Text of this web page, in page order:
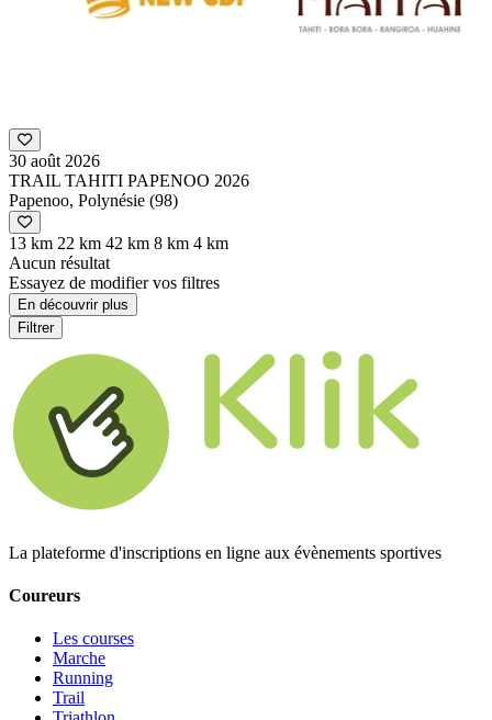
30 août 2026
TRAIL TAHITI PAPENOO 2026
Papenoo, Polynésie (98)
13 km 22 km 42 km 8 km 4 km
Aucun résultat
Essayez de modifier vos filtres
En découvrir plus
Filtrer
La plateforme d'inscriptions en ligne aux évènements sportives
Coureurs
Les courses
Marche
Running
Trail